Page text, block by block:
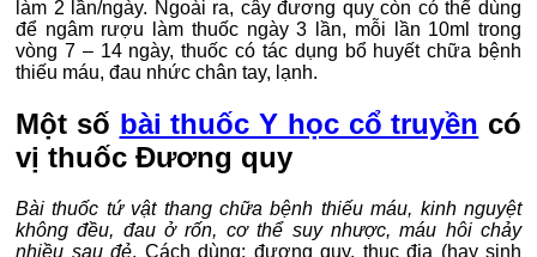
làm 2 lần/ngày. Ngoài ra, cây đương quy còn có thể dùng
để ngâm rượu làm thuốc ngày 3 lần, mỗi lần 10ml trong
vòng 7 – 14 ngày, thuốc có tác dụng bổ huyết chữa bệnh
thiếu máu, đau nhức chân tay, lạnh.
Một số bài thuốc Y học cổ truyền có
vị thuốc Đương quy
Bài thuốc tứ vật thang chữa bệnh thiếu máu, kinh nguyệt
không đều, đau ở rốn, cơ thể suy nhược, máu hôi chảy
nhiều sau đẻ. Cách dùng: đương quy, thục địa (hay sinh